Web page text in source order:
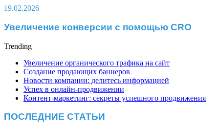
19.02.2026
Увеличение конверсии с помощью CRO
Trending
Увеличение органического трафика на сайт
Создание продающих баннеров
Новости компании: делитесь информацией
Успех в онлайн-продвижении
Контент-маркетинг: секреты успешного продвижения
ПОСЛЕДНИЕ СТАТЬИ